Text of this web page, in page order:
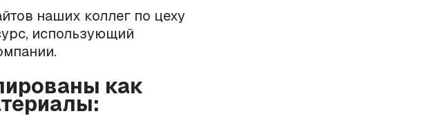
наших коллег по цеху
использующий
как